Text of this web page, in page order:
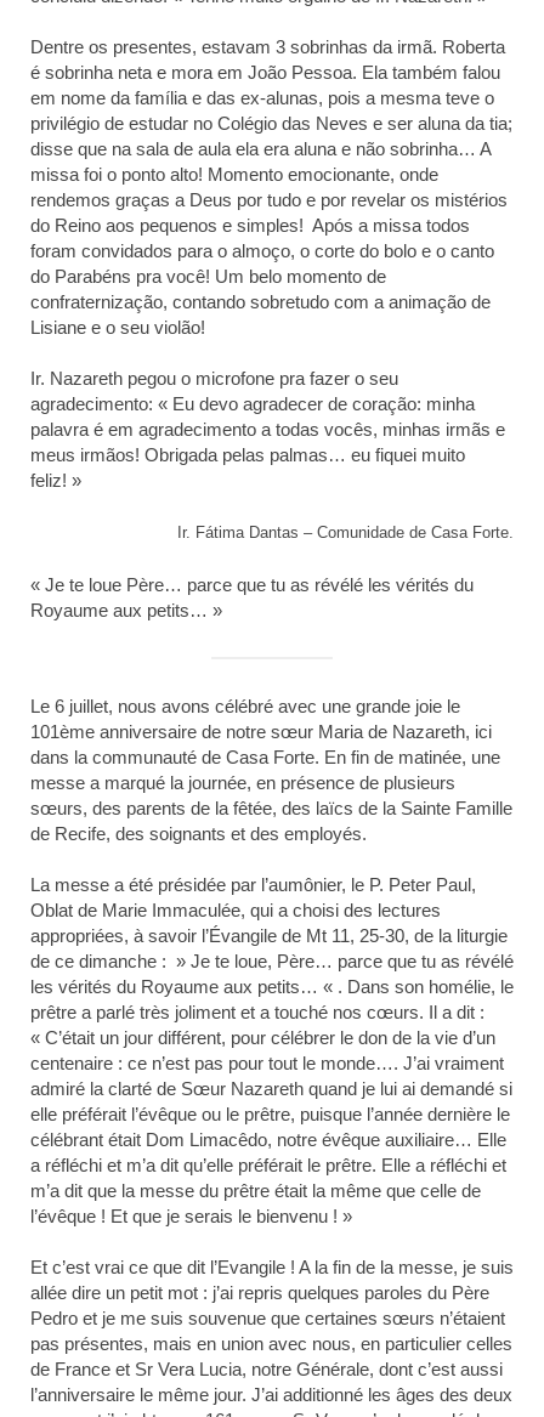
Dentre os presentes, estavam 3 sobrinhas da irmã. Roberta
é sobrinha neta e mora em João Pessoa. Ela também falou
em nome da família e das ex-alunas, pois a mesma teve o
privilégio de estudar no Colégio das Neves e ser aluna da tia;
disse que na sala de aula ela era aluna e não sobrinha… A
missa foi o ponto alto! Momento emocionante, onde
rendemos graças a Deus por tudo e por revelar os mistérios
do Reino aos pequenos e simples! Após a missa todos
foram convidados para o almoço, o corte do bolo e o canto
do Parabéns pra você! Um belo momento de
confraternização, contando sobretudo com a animação de
Lisiane e o seu violão!
Ir. Nazareth pegou o microfone pra fazer o seu
agradecimento: « Eu devo agradecer de coração: minha
palavra é em agradecimento a todas vocês, minhas irmãs e
meus irmãos! Obrigada pelas palmas… eu fiquei muito
feliz! »
Ir. Fátima Dantas – Comunidade de Casa Forte.
« Je te loue Père… parce que tu as révélé les vérités du
Royaume aux petits… »
Le 6 juillet, nous avons célébré avec une grande joie le
101ème anniversaire de notre sœur Maria de Nazareth, ici
dans la communauté de Casa Forte. En fin de matinée, une
messe a marqué la journée, en présence de plusieurs
sœurs, des parents de la fêtée, des laïcs de la Sainte Famille
de Recife, des soignants et des employés.
La messe a été présidée par l’aumônier, le P. Peter Paul,
Oblat de Marie Immaculée, qui a choisi des lectures
appropriées, à savoir l’Évangile de Mt 11, 25-30, de la liturgie
de ce dimanche : » Je te loue, Père… parce que tu as révélé
les vérités du Royaume aux petits… « . Dans son homélie, le
prêtre a parlé très joliment et a touché nos cœurs. Il a dit :
« C’était un jour différent, pour célébrer le don de la vie d’un
centenaire : ce n’est pas pour tout le monde…. J’ai vraiment
admiré la clarté de Sœur Nazareth quand je lui ai demandé si
elle préférait l’évêque ou le prêtre, puisque l’année dernière le
célébrant était Dom Limacêdo, notre évêque auxiliaire… Elle
a réfléchi et m’a dit qu’elle préférait le prêtre. Elle a réfléchi et
m’a dit que la messe du prêtre était la même que celle de
l’évêque ! Et que je serais le bienvenu ! »
Et c’est vrai ce que dit l’Evangile ! A la fin de la messe, je suis
allée dire un petit mot : j’ai repris quelques paroles du Père
Pedro et je me suis souvenue que certaines sœurs n’étaient
pas présentes, mais en union avec nous, en particulier celles
de France et Sr Vera Lucia, notre Générale, dont c’est aussi
l’anniversaire le même jour. J’ai additionné les âges des deux